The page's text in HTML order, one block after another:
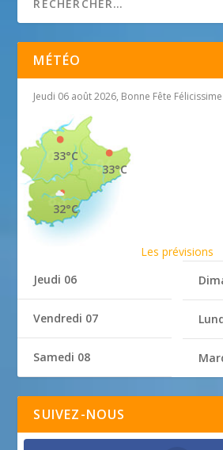
MÉTÉO
Jeudi 06 août 2026, Bonne Fête Félicissime
33°C
33°C
32°C
Les prévisions
Jeudi 06
Vendredi 07
Samedi 08
SUIVEZ-NOUS